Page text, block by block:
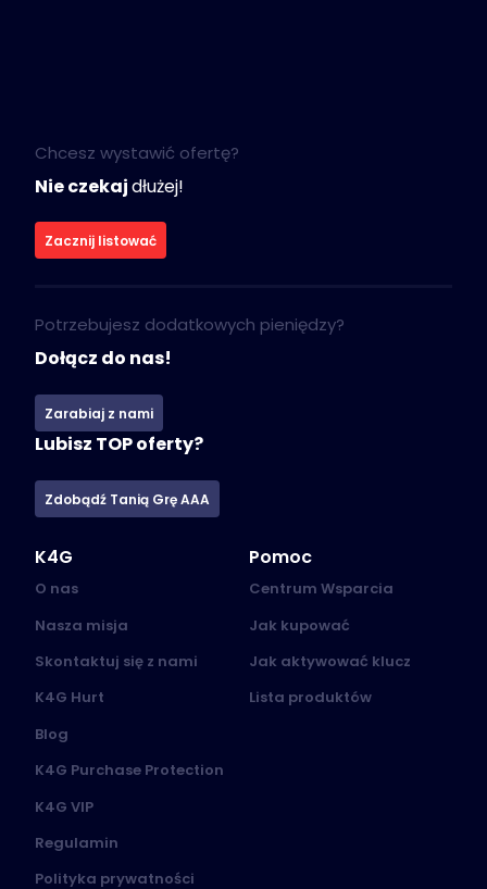
Chcesz wystawić ofertę?
Nie czekajdłużej!
Zacznij listować
Potrzebujesz dodatkowych pieniędzy?
Dołącz do nas!
Zarabiaj z nami
Lubisz TOP oferty?
Zdobądź Tanią Grę AAA
K4G
O nas
Nasza misja
Skontaktuj się z nami
K4G Hurt
Blog
K4G Purchase Protection
K4G VIP
Regulamin
Polityka prywatności
Pomoc
Centrum Wsparcia
Jak kupować
Jak aktywować klucz
Lista produktów